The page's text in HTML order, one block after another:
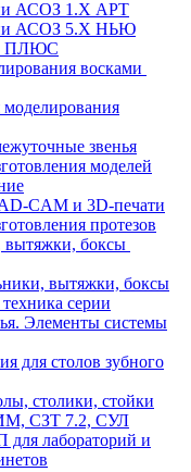
АСОЗ 1.Х АРТ
АСОЗ 5.Х НЬЮ
ПЛЮС
восками
моделирования
звенья
моделей
CAM и 3D-печати
протезов
вытяжки, боксы
вытяжки, боксы
серии
Элементы системы
для столов зубного
столики, стойки
СЗТ 7.2, СУЛ
лабораторий и